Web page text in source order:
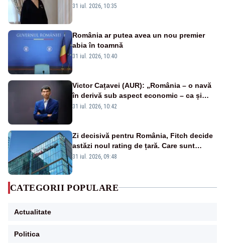
31 iul. 2026, 10:35
România ar putea avea un nou premier
abia în toamnă
31 iul. 2026, 10:40
Victor Cațavei (AUR): „România – o navă
în derivă sub aspect economic – ca și
rezultat al guvernărilor din ultimii 36 de
31 iul. 2026, 10:42
Zi decisivă pentru România, Fitch decide
astăzi noul rating de țară. Care sunt
efectele retrogradării la categoria „junk”
31 iul. 2026, 09:48
CATEGORII POPULARE
Actualitate
Politica